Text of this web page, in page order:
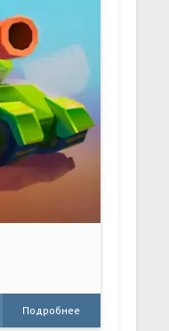
Подробнее